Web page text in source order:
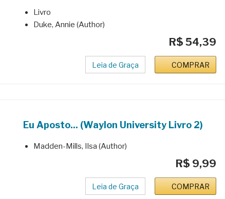
Livro
Duke, Annie (Author)
R$ 54,39
Leia de Graça COMPRAR
Eu Aposto... (Waylon University Livro 2)
Madden-Mills, Ilsa (Author)
R$ 9,99
Leia de Graça COMPRAR